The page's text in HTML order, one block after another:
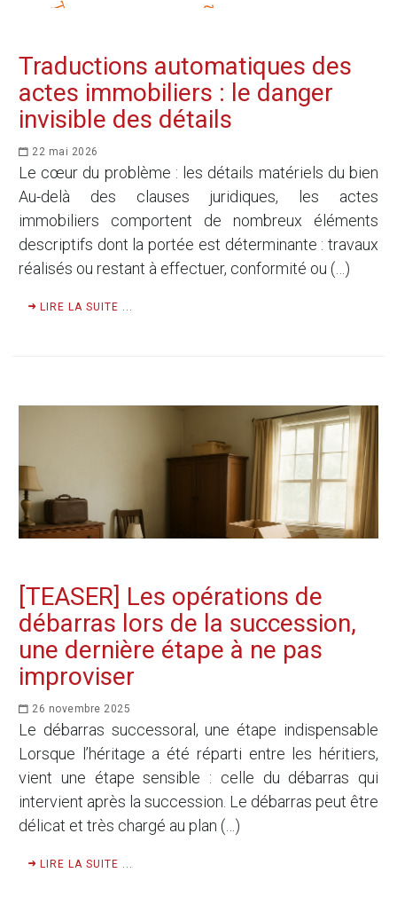
Traductions automatiques des
actes immobiliers : le danger
invisible des détails
22 mai 2026
Le cœur du problème : les détails matériels du bien
Au-delà des clauses juridiques, les actes
immobiliers comportent de nombreux éléments
descriptifs dont la portée est déterminante : travaux
réalisés ou restant à effectuer, conformité ou (…)
LIRE LA SUITE ...
[TEASER] Les opérations de
débarras lors de la succession,
une dernière étape à ne pas
improviser
26 novembre 2025
Le débarras successoral, une étape indispensable
Lorsque l’héritage a été réparti entre les héritiers,
vient une étape sensible : celle du débarras qui
intervient après la succession. Le débarras peut être
délicat et très chargé au plan (…)
LIRE LA SUITE ...